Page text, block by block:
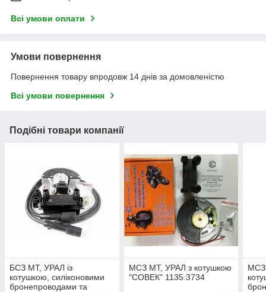
Всі умови оплати
Умови повернення
Повернення товару впродовж 14 днів за домовленістю
Всі умови повернення
Подібні товари компанії
БСЗ МТ, УРАЛ із
котушкою, силіконовими
бронепроводами та
МСЗ МТ, УРАЛ з котушкою
"СОВЕК" 1135.3734
МСЗ